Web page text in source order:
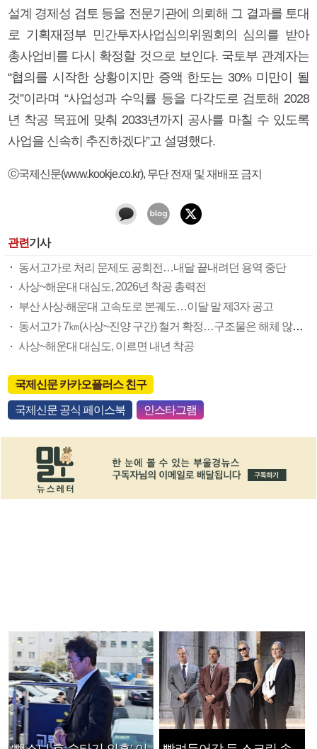
설계 경제성 검토 등을 전문기관에 의뢰해 그 결과를 토대
로 기획재정부 민간투자사업심의위원회의 심의를 받아
총사업비를 다시 확정할 것으로 보인다. 국토부 관계자는
“협의를 시작한 상황이지만 증액 한도는 30% 미만이 될
것”이라며 “사업성과 수익률 등을 다각도로 검토해 2028
년 착공 목표에 맞춰 2033년까지 공사를 마칠 수 있도록
사업을 신속히 추진하겠다”고 설명했다.
ⓒ국제신문(www.kookje.co.kr), 무단 전재 및 재배포 금지
관련기사
동서고가로 처리 문제도 공회전…내달 끝내려던 용역 중단
사상~해운대 대심도, 2026년 착공 총력전
부산 사상-해운대 고속도로 본궤도…이달 말 제3자 공고
동서고가 7㎞(사상~진양 구간) 철거 확정…구조물은 해체 않고 활용될 수도
사상~해운대 대심도, 이르면 내년 착공
국제신문 카카오플러스 친구
국제신문 공식 페이스북 인스타그램